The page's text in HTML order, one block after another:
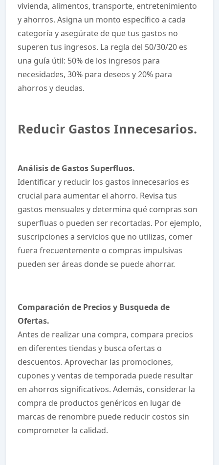
vivienda, alimentos, transporte, entretenimiento
y ahorros. Asigna un monto específico a cada
categoría y asegúrate de que tus gastos no
superen tus ingresos. La regla del 50/30/20 es
una guía útil: 50% de los ingresos para
necesidades, 30% para deseos y 20% para
ahorros y deudas.
Reducir Gastos Innecesarios.
Análisis de Gastos Superfluos.
Identificar y reducir los gastos innecesarios es
crucial para aumentar el ahorro. Revisa tus
gastos mensuales y determina qué compras son
superfluas o pueden ser recortadas. Por ejemplo,
suscripciones a servicios que no utilizas, comer
fuera frecuentemente o compras impulsivas
pueden ser áreas donde se puede ahorrar.
Comparación de Precios y Busqueda de
Ofertas.
Antes de realizar una compra, compara precios
en diferentes tiendas y busca ofertas o
descuentos. Aprovechar las promociones,
cupones y ventas de temporada puede resultar
en ahorros significativos. Además, considerar la
compra de productos genéricos en lugar de
marcas de renombre puede reducir costos sin
comprometer la calidad.